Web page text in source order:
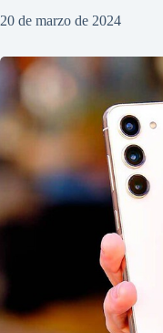
20 de marzo de 2024